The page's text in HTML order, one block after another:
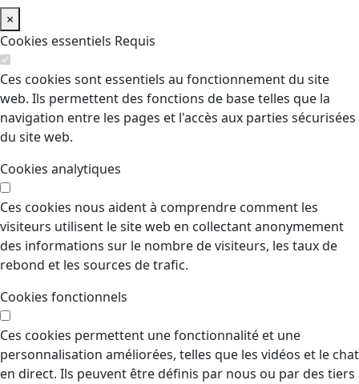
×
Cookies essentiels Requis
Ces cookies sont essentiels au fonctionnement du site
web. Ils permettent des fonctions de base telles que la
navigation entre les pages et l'accès aux parties sécurisées
du site web.
Cookies analytiques
Ces cookies nous aident à comprendre comment les
visiteurs utilisent le site web en collectant anonymement
des informations sur le nombre de visiteurs, les taux de
rebond et les sources de trafic.
Cookies fonctionnels
Ces cookies permettent une fonctionnalité et une
personnalisation améliorées, telles que les vidéos et le chat
en direct. Ils peuvent être définis par nous ou par des tiers